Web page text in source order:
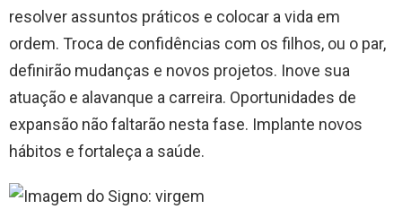
resolver assuntos práticos e colocar a vida em
ordem. Troca de confidências com os filhos, ou o par,
definirão mudanças e novos projetos. Inove sua
atuação e alavanque a carreira. Oportunidades de
expansão não faltarão nesta fase. Implante novos
hábitos e fortaleça a saúde.